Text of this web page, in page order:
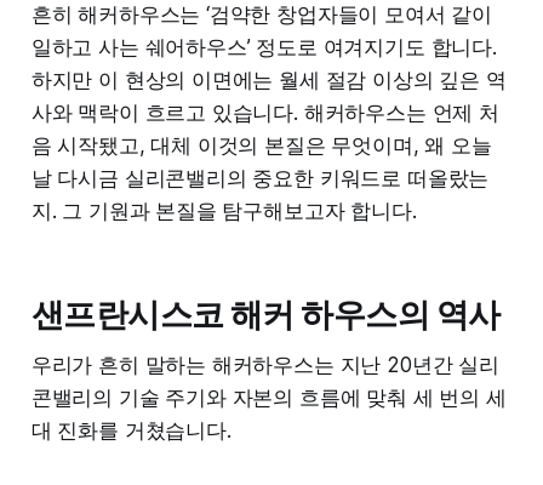
흔히 해커하우스는 ‘검약한 창업자들이 모여서 같이
일하고 사는 쉐어하우스’ 정도로 여겨지기도 합니다.
하지만 이 현상의 이면에는 월세 절감 이상의 깊은 역
사와 맥락이 흐르고 있습니다. 해커하우스는 언제 처
음 시작됐고, 대체 이것의 본질은 무엇이며, 왜 오늘
날 다시금 실리콘밸리의 중요한 키워드로 떠올랐는
지. 그 기원과 본질을 탐구해보고자 합니다.
샌프란시스코 해커 하우스의 역사
우리가 흔히 말하는 해커하우스는 지난 20년간 실리
콘밸리의 기술 주기와 자본의 흐름에 맞춰 세 번의 세
대 진화를 거쳤습니다.